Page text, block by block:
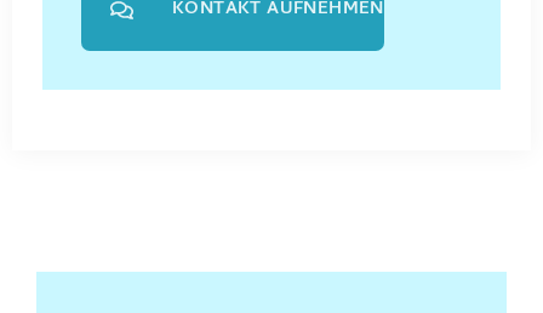
KONTAKT AUFNEHMEN